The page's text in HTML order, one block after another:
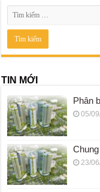
TIN MỚI
Phân
05/
23/